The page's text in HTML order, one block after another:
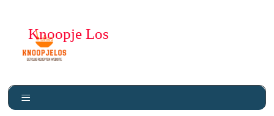
Knoopje Los